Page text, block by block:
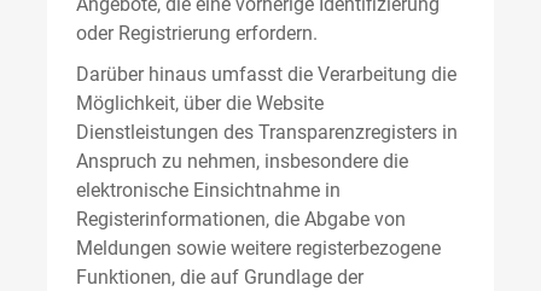
oder Registrierung erfordern.
Darüber hinaus umfasst die Verarbeitung die
Möglichkeit, über die Website
Dienstleistungen des Transparenzregisters in
Anspruch zu nehmen, insbesondere die
elektronische Einsichtnahme in
Registerinformationen, die Abgabe von
Meldungen sowie weitere registerbezogene
Funktionen, die auf Grundlage der